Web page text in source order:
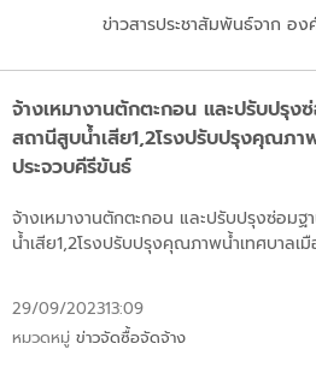
ข่าวสารประชาสัมพันธ์จาก อง
จ้างเหมางานตักตะกอน และปรับปรุง
สถานีสูบน้ำเสีย1,2โรงปรับปรุงคุณภา
ประจวบคีรีขันธ์
จ้างเหมางานตักตะกอน และปรับปรุงซ่อม
น้ำเสีย1,2โรงปรับปรุงคุณภาพน้ำเทศบาลเ
29/09/202313:09
หมวดหมู่ ข่าวจัดซื้อจัดจ้าง